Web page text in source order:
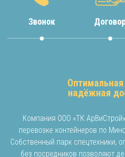
Звонок
надёжная
Компания ООО «ТК
перевозке контейнеров по
Собственный парк спецтехники,
без посредников позволяют